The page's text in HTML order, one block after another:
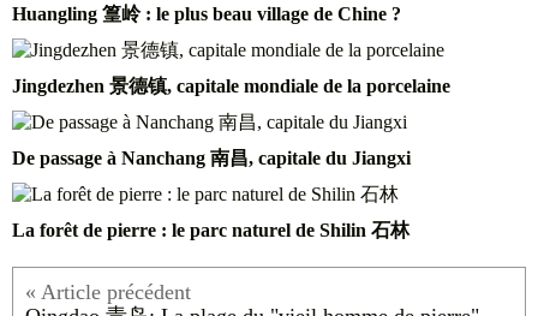
Huangling 篁岭 : le plus beau village de Chine ?
Jingdezhen 景德镇, capitale mondiale de la porcelaine
De passage à Nanchang 南昌, capitale du Jiangxi
La forêt de pierre : le parc naturel de Shilin 石林